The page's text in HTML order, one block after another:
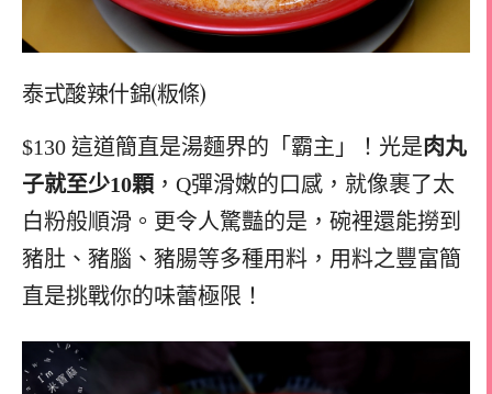
泰式酸辣什錦(粄條)
$130 這道簡直是湯麵界的「霸主」！光是 肉丸
子就至少10顆 ，Q彈滑嫩的口感，就像裹了太
白粉般順滑。更令人驚豔的是，碗裡還能撈到
豬肚、豬腦、豬腸等多種用料，用料之豐富簡
直是挑戰你的味蕾極限！